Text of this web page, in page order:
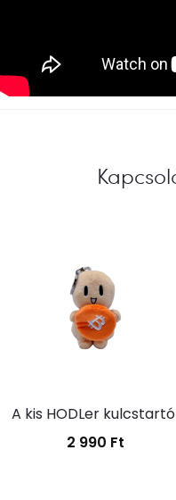
A kis HODLer kulcstartó
2 990 Ft